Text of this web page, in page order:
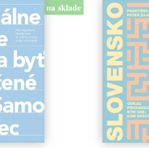
na sklade